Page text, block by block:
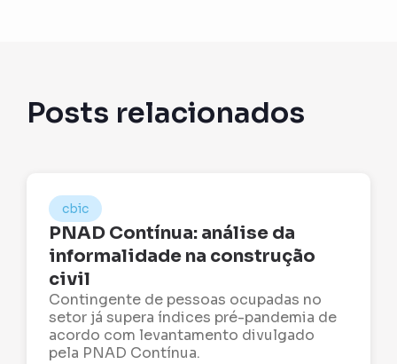
Posts relacionados
cbic
PNAD Contínua: análise da
informalidade na construção
civil
Contingente de pessoas ocupadas no
setor já supera índices pré-pandemia de
acordo com levantamento divulgado
pela PNAD Contínua.